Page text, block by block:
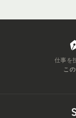
仕事を
こ